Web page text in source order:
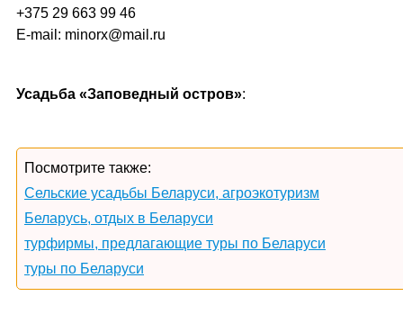
+375 29 663 99 46
E-mail: minorx@mail.ru
Усадьба «Заповедный остров»:
Посмотрите также:
Сельские усадьбы Беларуси, агроэкотуризм
Беларусь, отдых в Беларуси
турфирмы, предлагающие туры по Беларуси
туры по Беларуси